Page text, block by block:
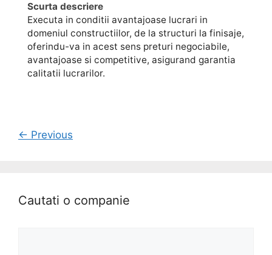
Scurta descriere
Executa in conditii avantajoase lucrari in
domeniul constructiilor, de la structuri la finisaje,
oferindu-va in acest sens preturi negociabile,
avantajoase si competitive, asigurand garantia
calitatii lucrarilor.
← Previous
Cautati o companie